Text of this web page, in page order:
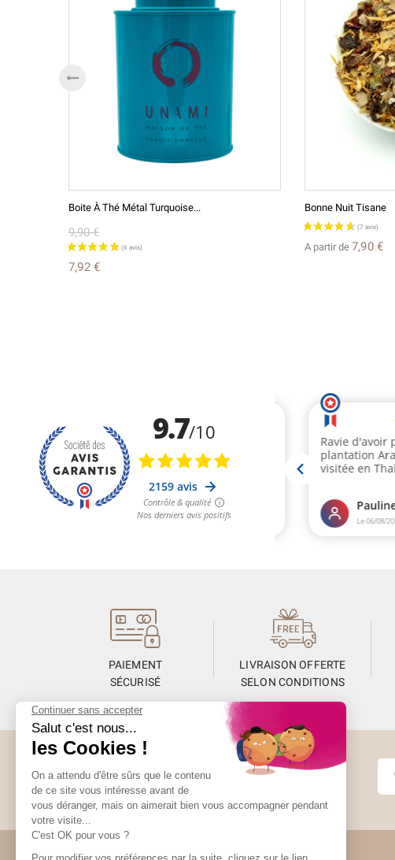
Boite À Thé Métal Turquoise...
9,90 €
7,92 €
Bonne Nuit Tisane
A partir de 7,90 €
PAIEMENT
SÉCURISÉ
LIVRAISON OFFERTE
SELON CONDITIONS
Abonnez-vous à la Newsletter
Restez informés de toute l’actualité Unami